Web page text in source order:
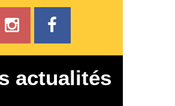
actualités